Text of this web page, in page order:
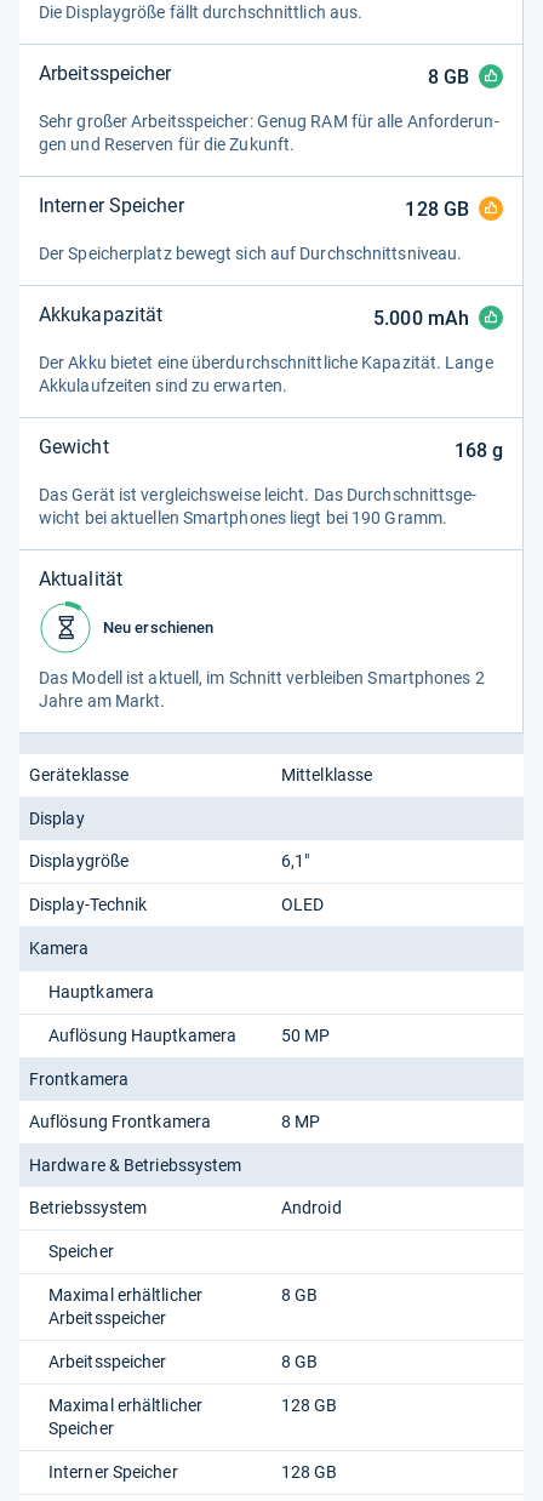
Die Dis­play­größe fällt durch­schnitt­lich aus.
Arbeitsspeicher 8GB
Sehr großer Arbeitsspei­cher: Genug RAM für alle Anfor­de­run­
gen und Reser­ven für die Zukunft.
Interner Speicher 128GB
Der Spei­cher­platz bewegt sich auf Durch­schnitts­ni­veau.
Akkukapazität 5.000mAh
Der Akku bie­tet eine über­durch­schnitt­li­che Kapa­zi­tät. Lange
Akku­lauf­zei­ten sind zu erwar­ten.
Gewicht 168g
Das Gerät ist ver­gleichs­weise leicht. Das Durch­schnitts­ge­
wicht bei aktu­el­len Smart­pho­nes liegt bei 190 Gramm.
Aktualität
Neu erschienen
Das Modell ist aktu­ell, im Schnitt ver­blei­ben Smart­pho­nes 2
Jahre am Markt.
Geräteklasse Mittelklasse
Display
Displaygröße 6,1"
Display-Technik OLED
Kamera
Hauptkamera
Auflösung Hauptkamera 50 MP
Frontkamera
Auflösung Frontkamera 8 MP
Hardware & Betriebssystem
Betriebssystem Android
Speicher
Maximal erhältlicher
Arbeitsspeicher
8 GB
Arbeitsspeicher 8 GB
Maximal erhältlicher
Speicher
128 GB
Interner Speicher 128 GB